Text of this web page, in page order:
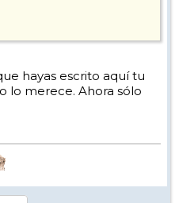
hayas escrito aquí tu
lo merece. Ahora sólo